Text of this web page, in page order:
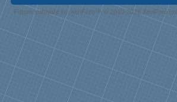
Forum software by XenForo™© 2010-2018 XenForo Ltd.